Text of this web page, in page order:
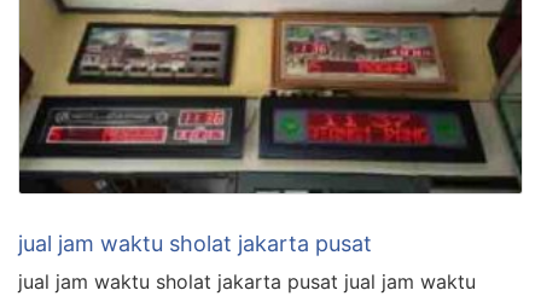
jual jam waktu sholat jakarta pusat
jual jam waktu sholat jakarta pusat jual jam waktu